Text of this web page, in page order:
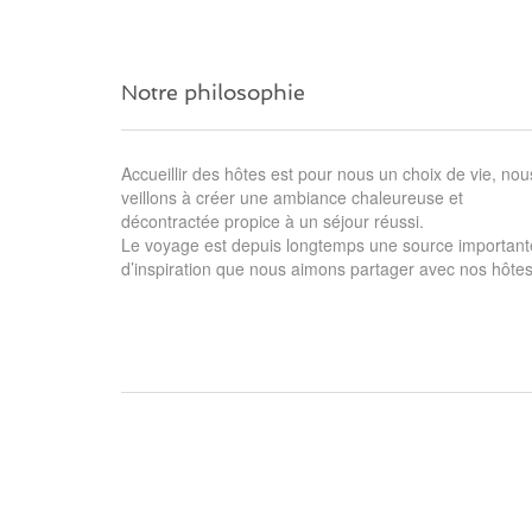
Notre philosophie
Accueillir des hôtes est pour nous un choix de vie,
veillons à créer une ambiance chaleureuse et
décontractée propice à un séjour réussi.
Le voyage est depuis longtemps une source
d’inspiration que nous aimons partager avec nos